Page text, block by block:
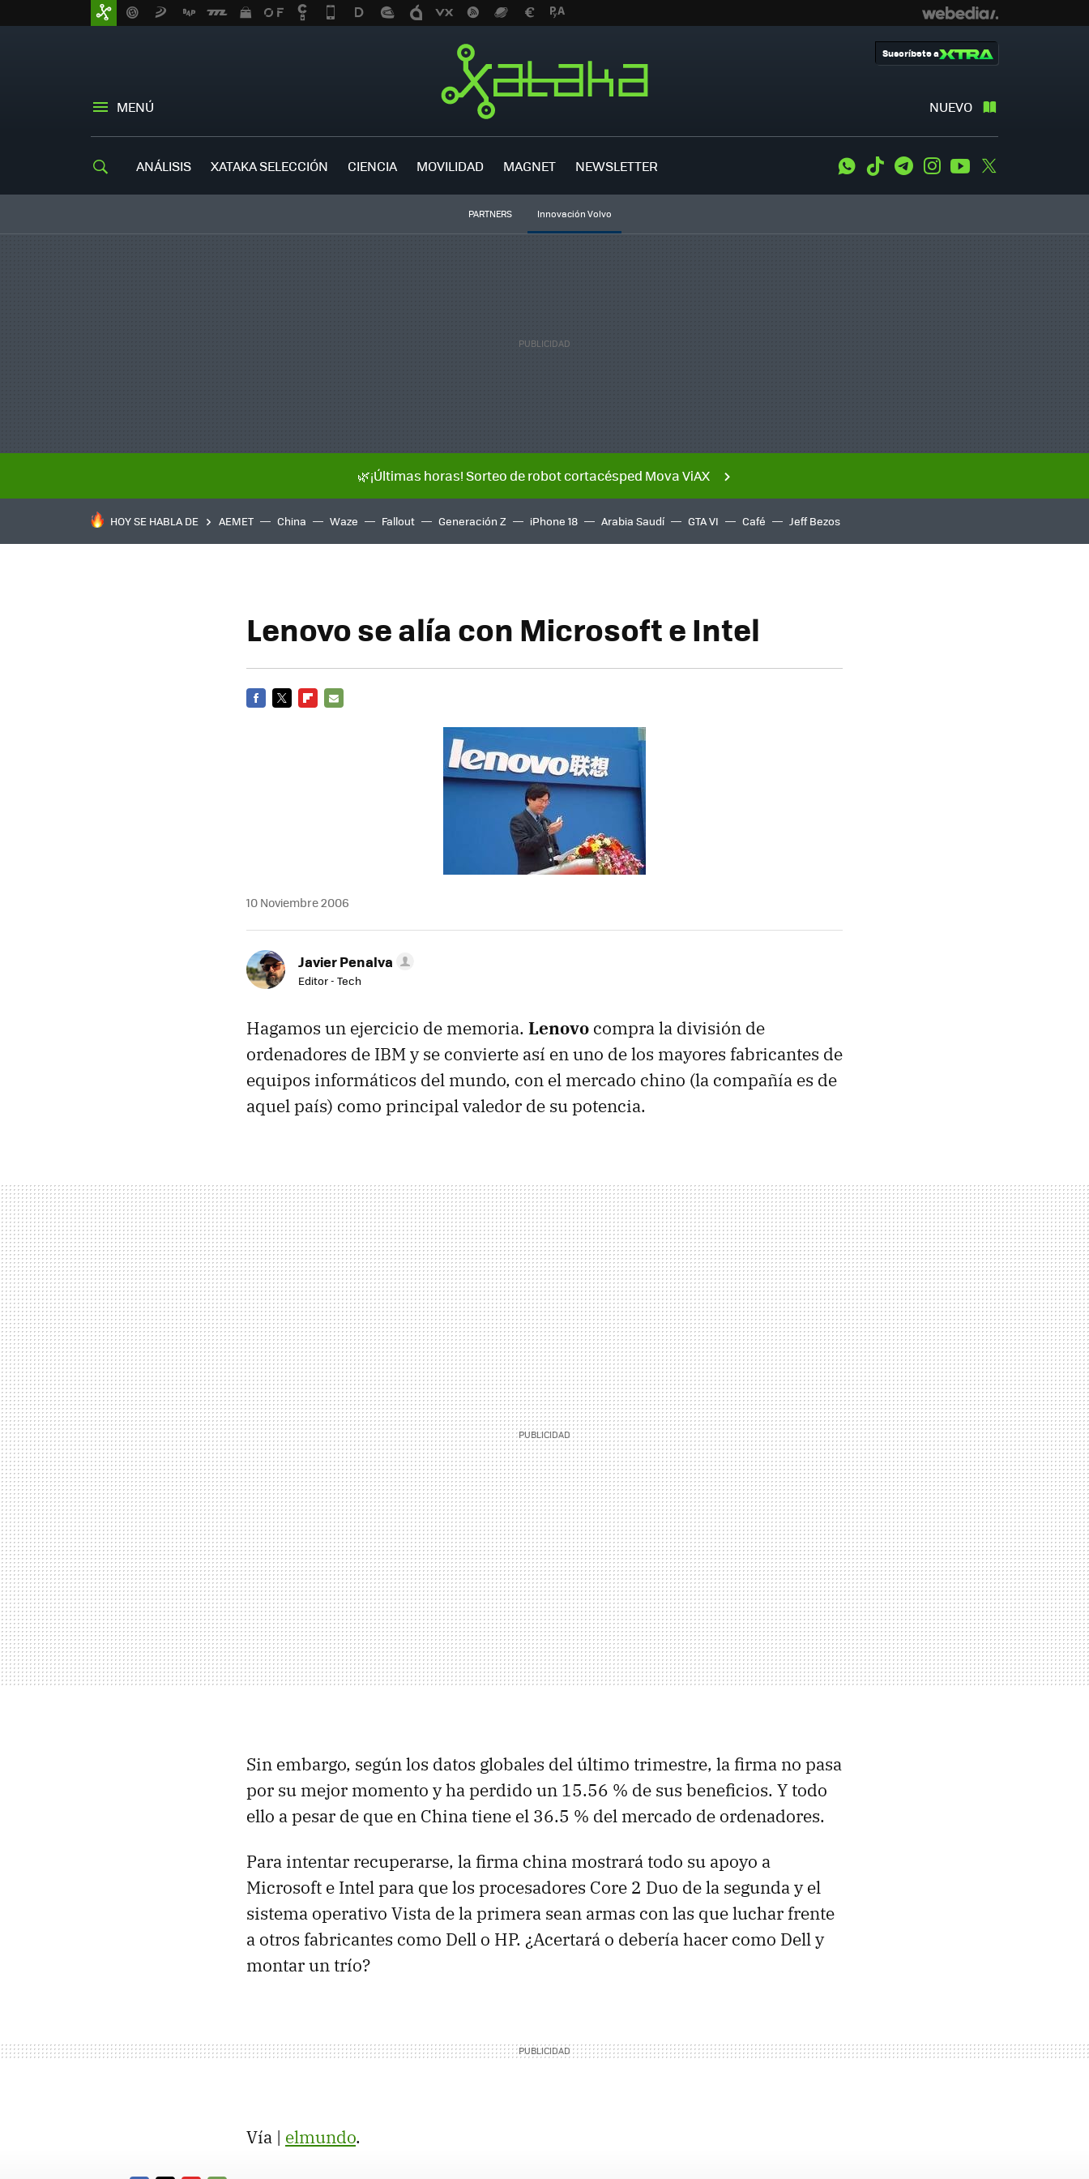
MENÚ NUEVO
Suscríbete a
ANÁLISIS XATAKA SELECCIÓN CIENCIA MOVILIDAD MAGNET NEWSLETTER WhatsApp
Tiktok TelegramInstagramYoutube
PARTNERS Innovación Volvo
🌿¡Últimas horas! Sorteo de robot cortacésped Mova ViAX
HOY SE HABLA DE AEMET China Waze Fallout Generación Z iPhone 18 Arabia Saudí GTA VI Café Jeff Bezos
Lenovo se alía con Microsoft e Intel
10 Noviembre 2006
Javier Penalva
Editor - Tech
Hagamos un ejercicio de memoria. Lenovo compra la división de
ordenadores de IBM y se convierte así en uno de los mayores fabricantes de
equipos informáticos del mundo, con el mercado chino (la compañía es de
aquel país) como principal valedor de su potencia.
Sin embargo, según los datos globales del último trimestre, la firma no pasa
por su mejor momento y ha perdido un 15.56 % de sus beneficios. Y todo
ello a pesar de que en China tiene el 36.5 % del mercado de ordenadores.
Para intentar recuperarse, la firma china mostrará todo su apoyo a
Microsoft e Intel para que los procesadores Core 2 Duo de la segunda y el
sistema operativo Vista de la primera sean armas con las que luchar frente
a otros fabricantes como Dell o HP. ¿Acertará o debería hacer como Dell y
montar un trío?
Vía | elmundo.